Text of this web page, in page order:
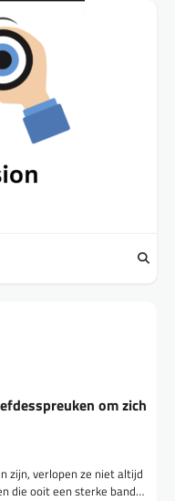
om zich
zijn, verlopen ze niet altijd
die ooit een sterke band…